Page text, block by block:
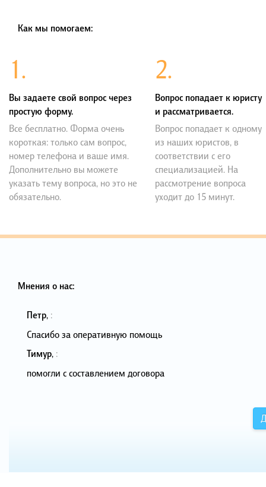
Как мы помогаем:
1.
Вы задаете свой вопрос через
простую форму.
Все бесплатно. Форма очень
короткая: только сам вопрос,
номер телефона и ваше имя.
Дополнительно вы можете
указать тему вопроса, но это не
обязательно.
2.
Вопрос попадает к юристу
и рассматривается.
Вопрос попадает к одному
из наших юристов, в
соответствии с его
специализацией. На
рассмотрение вопроса
уходит до 15 минут.
Мнения о нас:
Петр, :
Спасибо за оперативную помощь
Тимур, :
помогли с составлением договора